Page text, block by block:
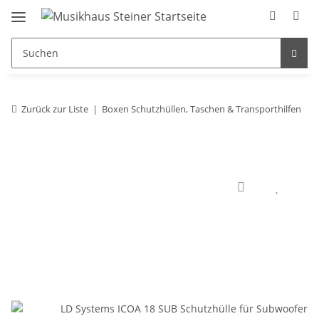
Zurück zur Liste Boxen Schutzhüllen, Taschen & Transporthilfen